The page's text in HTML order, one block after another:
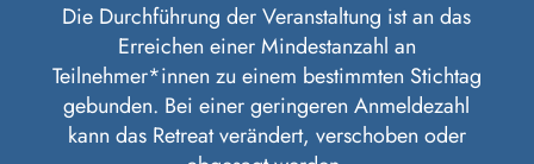
Die Durchführung der Veranstaltung ist an das
Erreichen einer Mindestanzahl an
Teilnehmer*innen zu einem bestimmten Stichtag
gebunden. Bei einer geringeren Anmeldezahl
kann das Retreat verändert, verschoben oder